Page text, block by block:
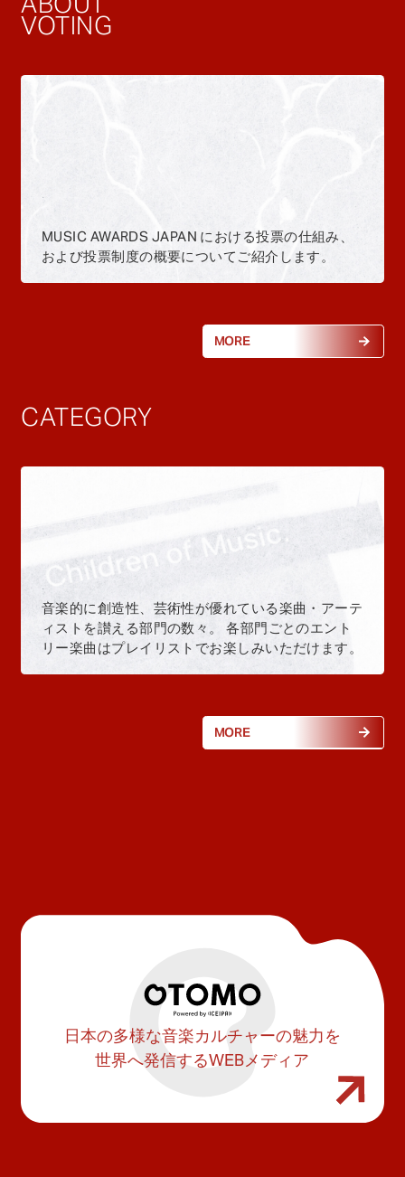
VOTING
MUSIC AWARDS JAPAN における投票の仕組み、
および投票制度の概要についてご紹介します。
MORE
CATEGORY
音楽的に創造性、芸術性が優れている楽曲・アーテ
ィストを讃える部門の数々。 各部門ごとのエント
リー楽曲はプレイリストでお楽しみいただけます。
MORE
日本の多様な音楽カルチャーの魅力を
世界へ発信するWEBメディア